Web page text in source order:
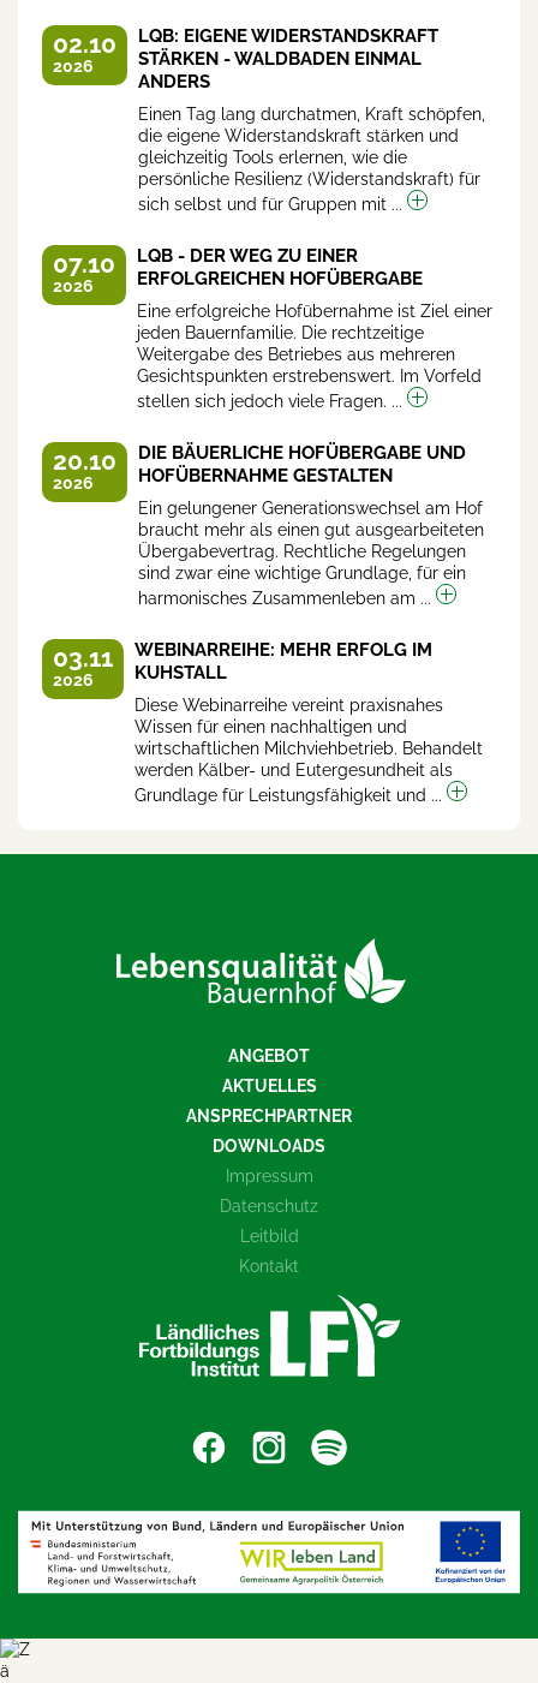
02.10
2026
LQB: EIGENE WIDERSTANDSKRAFT
STÄRKEN - WALDBADEN EINMAL
ANDERS
Einen Tag lang durchatmen, Kraft schöpfen,
die eigene Widerstandskraft stärken und
gleichzeitig Tools erlernen, wie die
persönliche Resilienz (Widerstandskraft) für
sich selbst und für Gruppen mit ...
07.10
2026
LQB - DER WEG ZU EINER
ERFOLGREICHEN HOFÜBERGABE
Eine erfolgreiche Hofübernahme ist Ziel einer
jeden Bauernfamilie. Die rechtzeitige
Weitergabe des Betriebes aus mehreren
Gesichtspunkten erstrebenswert. Im Vorfeld
stellen sich jedoch viele Fragen. ...
20.10
2026
DIE BÄUERLICHE HOFÜBERGABE UND
HOFÜBERNAHME GESTALTEN
Ein gelungener Generationswechsel am Hof
braucht mehr als einen gut ausgearbeiteten
Übergabevertrag. Rechtliche Regelungen
sind zwar eine wichtige Grundlage, für ein
harmonisches Zusammenleben am ...
03.11
2026
WEBINARREIHE: MEHR ERFOLG IM
KUHSTALL
Diese Webinarreihe vereint praxisnahes
Wissen für einen nachhaltigen und
wirtschaftlichen Milchviehbetrieb. Behandelt
werden Kälber- und Eutergesundheit als
Grundlage für Leistungsfähigkeit und ...
ANGEBOT
AKTUELLES
ANSPRECHPARTNER
DOWNLOADS
Impressum
Datenschutz
Leitbild
Kontakt